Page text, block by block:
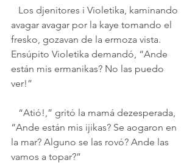
avagar avagar por la kaye tomando el
fresko, gozavan de la ermoza vista.
Ensúpito Violetika demandó, “Ande
están mis ermanikas? No las puedo
ver!”
“Ande están mis ijikas? Se aogaron en
la mar? Alguno se las rovó? Ande las
vamos a topar?”